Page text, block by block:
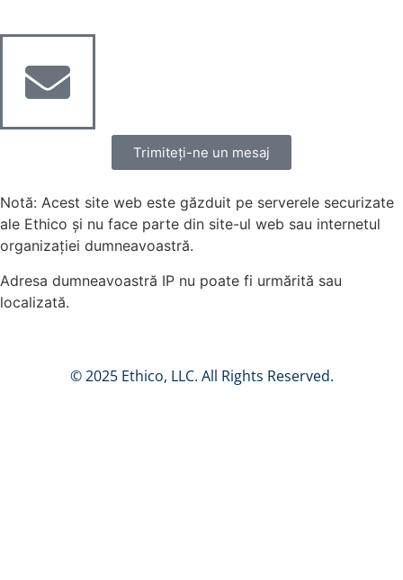
Trimiteți-ne un mesaj
Notă: Acest site web este găzduit pe serverele securizate
ale Ethico și nu face parte din site-ul web sau internetul
organizației dumneavoastră.
Adresa dumneavoastră IP nu poate fi urmărită sau
localizată.
© 2025 Ethico, LLC. All Rights Reserved.